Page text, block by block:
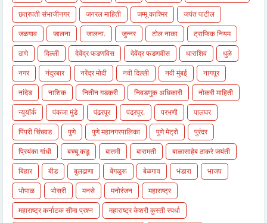
छत्रपती संभाजीनगर
जनरल माहिती जम्मू काश्मिर
जयंत पाटील
जळगाव
जालना जालना. जुन्नर टोल नाका
ट्राफिक नियम
ठाणे
दिल्ली देवेंद्र फडणविस देवेंद्र फडणवीस धाराशिव
धुळे
नगर
नंदुरबार नरेंद्र मोदी नवी दिल्ली नवी मुंबई
नागपूर
नांदेड
नाशिक नितीन गडकरी निवडणुक अधिकारी
नोकरी माहिती
न्यूयॉर्क
पंकजा मुंडे पंढरपूर पंढरपूर. परभणी
पालघर
पिंपरी चिंचवड
पुणे पुणे महानगरपालिका पुणे मेट्रो
पुरंदर
प्रियंका गांधी
बच्चू कडू बातमी बारामती
बाळासाहेब ठाकरे जयंती
बिहार
बीड बुलढाणा बेंगळुरू बेळगाव भंडारा
भाजप
भोपाळ
भोसरी मनसे मनोरंजन
महाराष्ट्र
महाराष्ट्र कर्नाटक सीमा प्रश्न
महाराष्ट्र केशरी कुस्ती स्पर्धा